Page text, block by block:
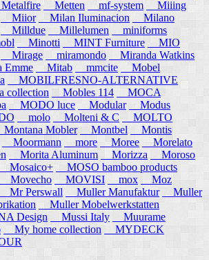
Metten mf-system
Miiing
Miior Milan Iluminacion
Milano
Milldue Millelumen
miniforms
Minotti MINT Furniture
MIO
Mirage miramondo
Miranda Watkins
Mitab mmcite
Mobel
MOBILFRESNO-ALTERNATIVE
collection
Mobles 114
MOCA
MODO luce Modular
Modus
molo Molteni & C
MOLTO
Mobler Montbel
Montis
Moormann more Moree
Morelato
Morita Aluminum Morizza
Moroso
Mosaico+
MOSO bamboo products
Movecho MOVISI mox
Moz
Mr Perswall Muller Manufaktur
Muller
Muller Mobelwerkstatten
Design
Mussi Italy
Muurame
My home collection
MYDECK